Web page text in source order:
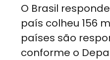
O Brasil
país colheu 156
países são
conforme o